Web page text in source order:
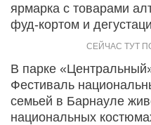
ярмарка с товарами
фуд-кортом и
В парке
Фестиваль
семьей в Барнауле
национальных